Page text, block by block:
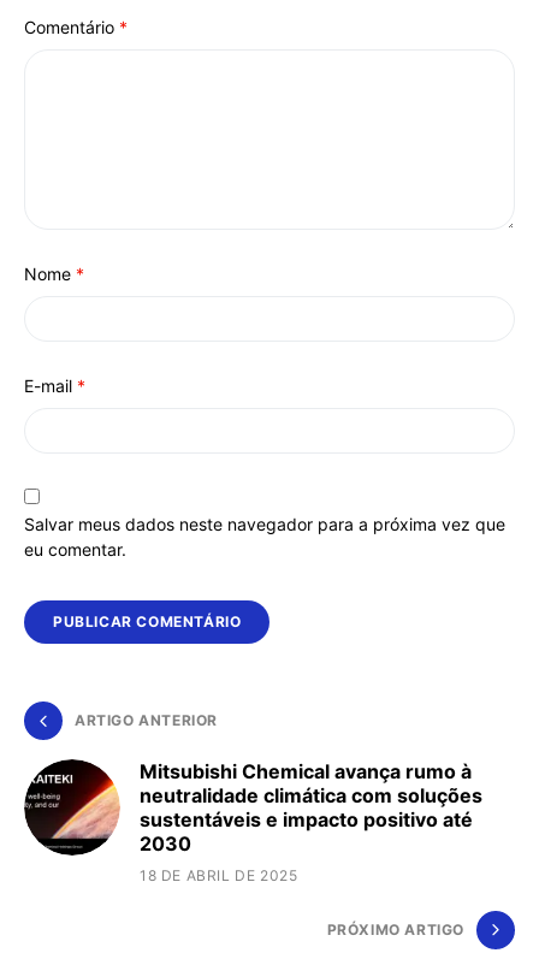
Comentário *
Nome *
E-mail *
Salvar meus dados neste navegador para a próxima vez que
eu comentar.
ARTIGO ANTERIOR
Mitsubishi Chemical avança rumo à
neutralidade climática com soluções
sustentáveis e impacto positivo até
2030
18 DE ABRIL DE 2025
PRÓXIMO ARTIGO